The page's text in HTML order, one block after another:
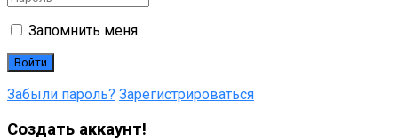
Запомнить меня
Забыли пароль? Зарегистрироваться
Создать аккаунт!